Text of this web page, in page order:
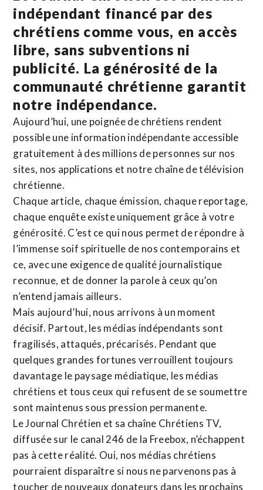
indépendant financé par des
chrétiens comme vous, en accès
libre, sans subventions ni
publicité. La générosité de la
communauté chrétienne garantit
notre indépendance.
Aujourd’hui, une poignée de chrétiens rendent
possible une information indépendante accessible
gratuitement à des millions de personnes sur nos
sites, nos applications et notre chaîne de télévision
chrétienne.
Chaque article, chaque émission, chaque reportage,
chaque enquête existe uniquement grâce à votre
générosité. C’est ce qui nous permet de répondre à
l’immense soif spirituelle de nos contemporains et
ce, avec une exigence de qualité journalistique
reconnue, et de donner la parole à ceux qu’on
n’entend jamais ailleurs.
Mais aujourd’hui, nous arrivons à un moment
décisif. Partout, les médias indépendants sont
fragilisés, attaqués, précarisés. Pendant que
quelques grandes fortunes verrouillent toujours
davantage le paysage médiatique, les médias
chrétiens et tous ceux qui refusent de se soumettre
sont maintenus sous pression permanente.
Le Journal Chrétien et sa chaîne Chrétiens TV,
diffusée sur le canal 246 de la Freebox, n’échappent
pas à cette réalité. Oui, nos médias chrétiens
pourraient disparaître si nous ne parvenons pas à
toucher de nouveaux donateurs dans les prochains